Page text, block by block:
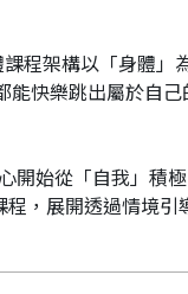
程架構以「身體」
快樂跳出屬於自
開始從「自我」積
，展開透過情境引